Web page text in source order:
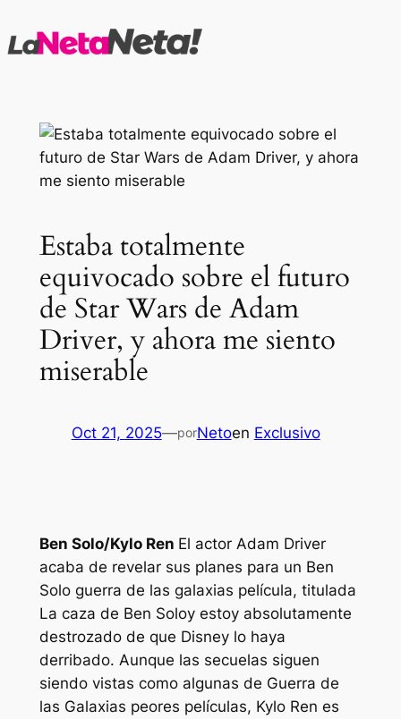
al
Estaba totalmente
equivocado sobre el futuro
de Star Wars de Adam
Driver, y ahora me siento
miserable
Oct 21, 2025—porNetoen Exclusivo
Ben Solo/Kylo Ren El actor Adam Driver
acaba de revelar sus planes para un Ben
Solo guerra de las galaxias película, titulada
La caza de Ben Soloy estoy absolutamente
destrozado de que Disney lo haya
derribado. Aunque las secuelas siguen
siendo vistas como algunas de Guerra de
las Galaxias peores películas, Kylo Ren es